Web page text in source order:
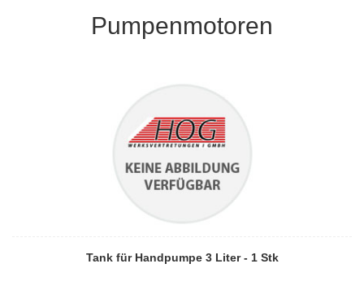
Pumpenmotoren
Tank für Handpumpe 3 Liter - 1 Stk